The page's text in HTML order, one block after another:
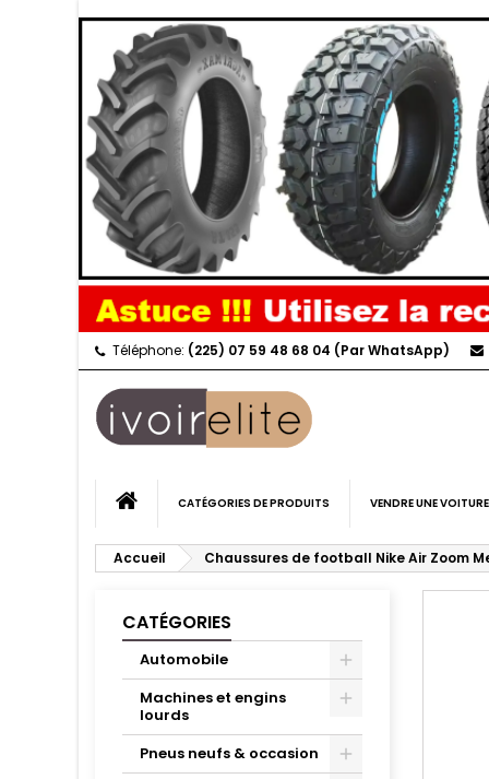
Téléphone: (225) 07 59 48 68 04 (Par WhatsApp)
CATÉGORIES DE PRODUITS VENDRE UNE VOITURE
Accueil Chaussures de football Nike Air Zoom
CATÉGORIES
Automobile
Machines et engins
lourds
Pneus neufs & occasion